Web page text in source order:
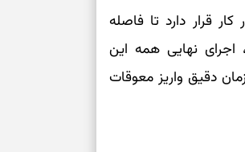
قرار دارد تا فاصله
نهایی همه این
دقیق واریز معوقات